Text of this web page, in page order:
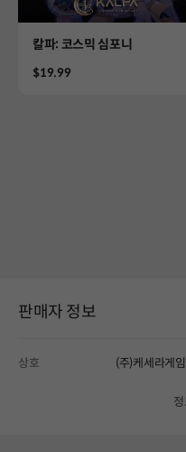
Product
칼파: 코스믹 심포니
Price
$19.99
판매자 정보
상호 (주)케세라게
정